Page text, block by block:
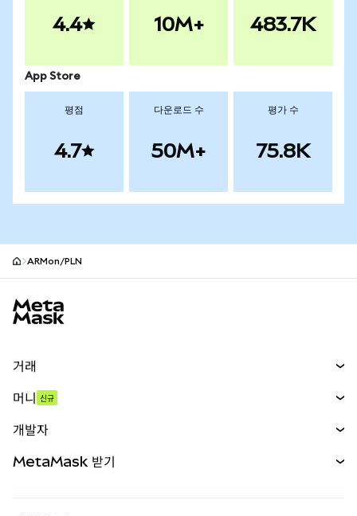
4.4 10M+ 483.7K
App Store
평점
4.7
다운로드 수
50M+
평가 수
75.8K
ARMon/PLN
거래
무기한 선물
실물자산
머니 신규
개발자
MetaMask 받기